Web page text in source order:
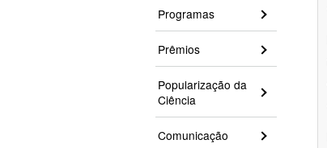
Programas
Prêmios
Popularização da
Ciência
Comunicação